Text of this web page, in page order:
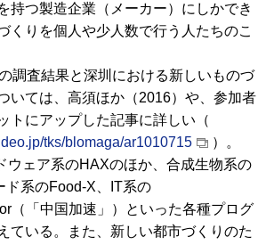
持つ製造企業（メーカー）にしかでき
くりを個人や少人数で行う人たちのこ
調査結果と深圳における新しいものづ
いては、高須ほか（2016）や、参加者
トにアップした記事に詳しい（
tks/blomaga/ar1010715
）。
ウェア系のHAXのほか、合成生物系の
ド系のFood-X、IT系の
（「中国加速」）といった各種プログ
ている。また、新しい都市づくりのた